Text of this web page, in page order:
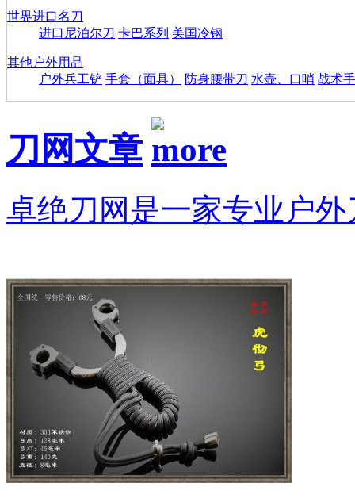
世界进口名刀
进口尼泊尔刀 卡巴系列 美国冷钢
其他户外用品
户外兵工铲 手套（面具） 防身腰带刀 水壶、口哨 战术
刀网文章
卓绝刀网是一家专业户